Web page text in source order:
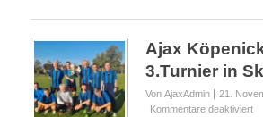
Briten …Continue Reading →
3.Turnier in